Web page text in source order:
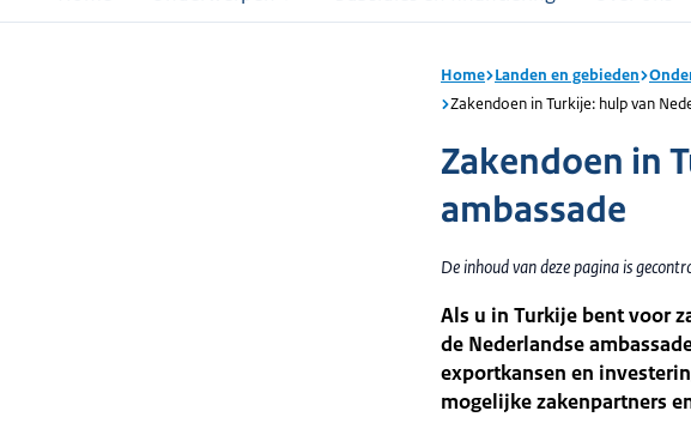
Home Landen en gebieden
Zakendoen in Turkije: hulp van
Zakendoen in
ambassade
De inhoud van deze pagina is
Als u in Turkije bent voor
de Nederlandse
exportkansen en
mogelijke zakenpartners